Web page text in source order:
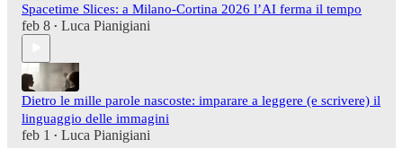
Spacetime Slices: a Milano-Cortina 2026 l’AI ferma il tempo
feb 8 • Luca Pianigiani
Dietro le mille parole nascoste: imparare a leggere (e scrivere) il
linguaggio delle immagini
feb 1 • Luca Pianigiani